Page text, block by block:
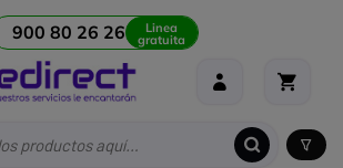
900 80 26 26 Linea
gratuita